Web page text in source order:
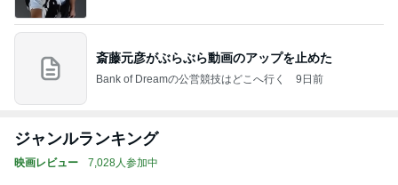
斎藤元彦がぶらぶら動画のアップを止めた
Bank of Dreamの公営競技はどこへ行く 9日前
ジャンルランキング
映画レビュー 7,028人参加中